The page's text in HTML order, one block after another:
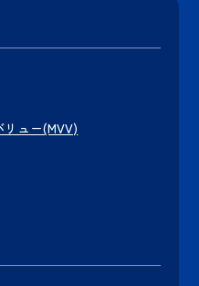
ュー(MVV)